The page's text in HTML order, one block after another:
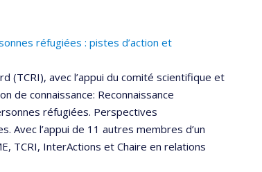
réfugiées : pistes d’action et
(TCRI), avec l’appui du comité scientifique et
de connaissance: Reconnaissance
réfugiées. Perspectives
l’appui de 11 autres membres d’un
TCRI, InterActions et Chaire en relations